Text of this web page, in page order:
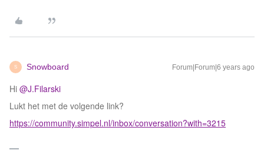
S Snowboard Forum|Forum|6 years ago
Hi @J.Filarski
Lukt het met de volgende link?
https://community.simpel.nl/inbox/conversation?with=3215